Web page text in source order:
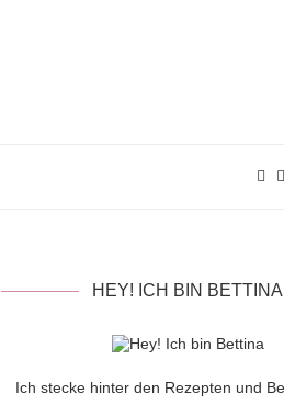
HEY! ICH BIN BETTINA
Ich stecke hinter den Rezepten und